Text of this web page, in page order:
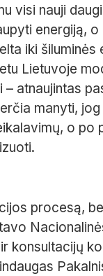
visi nauji
energiją, o
iki šiluminės
Lietuvoje
atnaujintas
manyti,
o po
procesą,
konsultacijų